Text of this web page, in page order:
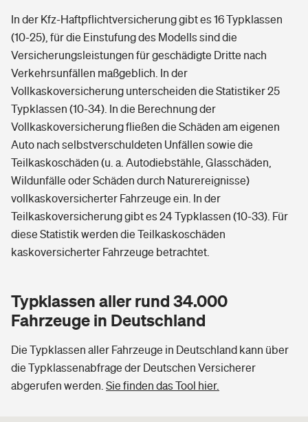
In der Kfz-Haftpflichtversicherung gibt es 16 Typklassen
(10-25), für die Einstufung des Modells sind die
Versicherungsleistungen für geschädigte Dritte nach
Verkehrsunfällen maßgeblich. In der
Vollkaskoversicherung unterscheiden die Statistiker 25
Typklassen (10-34). In die Berechnung der
Vollkaskoversicherung fließen die Schäden am eigenen
Auto nach selbstverschuldeten Unfällen sowie die
Teilkaskoschäden (u. a. Autodiebstähle, Glasschäden,
Wildunfälle oder Schäden durch Naturereignisse)
vollkaskoversicherter Fahrzeuge ein. In der
Teilkaskoversicherung gibt es 24 Typklassen (10-33). Für
diese Statistik werden die Teilkaskoschäden
kaskoversicherter Fahrzeuge betrachtet.
Typklassen aller rund 34.000
Fahrzeuge in Deutschland
Die Typklassen aller Fahrzeuge in Deutschland kann über
die Typklassenabfrage der Deutschen Versicherer
abgerufen werden. Sie finden das Tool hier.